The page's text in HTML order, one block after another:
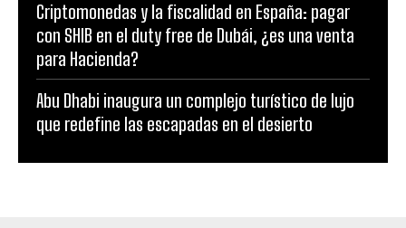
Criptomonedas y la fiscalidad en España: pagar
con SHIB en el duty free de Dubái, ¿es una venta
para Hacienda?
Abu Dhabi inaugura un complejo turístico de lujo
que redefine las escapadas en el desierto